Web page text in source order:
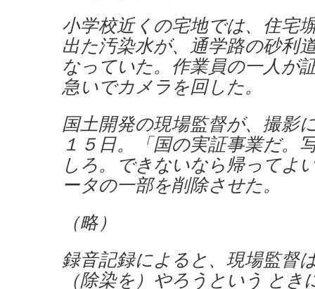
小学校近くの宅地では、住宅
出た汚染水が、通学路の砂利
なっていた。作業員の一人が
急いでカメラを回した。
国土開発の現場監督が、撮影
１５日。「国の実証事業だ。
しろ。できないなら帰ってよ
ータの一部を削除させた。
（略）
録音記録によると、現場監督
（除染を）やろうという と